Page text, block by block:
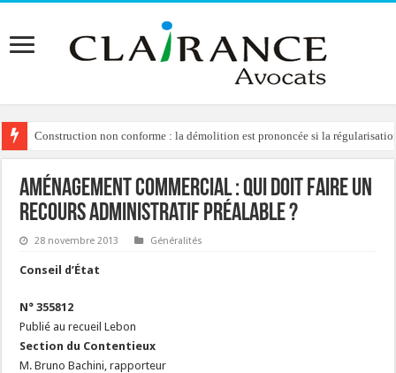
Construction non conforme : la démolition est prononcée si la
Aménagement commercial : qui doit faire un
recours administratif préalable ?
28 novembre 2013 Généralités
Conseil d’État
N° 355812
Publié au recueil Lebon
Section du Contentieux
M. Bruno Bachini, rapporteur